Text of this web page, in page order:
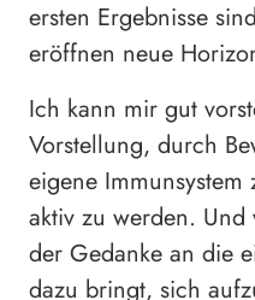
ersten Ergebnisse
eröffnen neue
Ich kann mir gut
Vorstellung, durch
eigene
aktiv zu werden.
der Gedanke an die
dazu bringt, sich